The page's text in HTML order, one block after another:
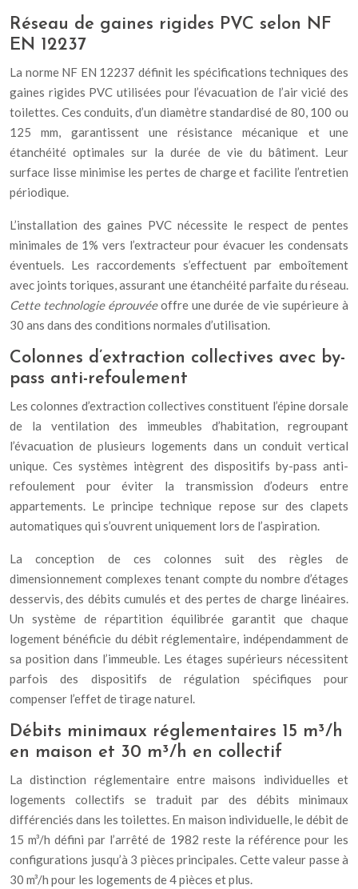
Réseau de gaines rigides PVC selon NF
EN 12237
La norme NF EN 12237 définit les spécifications techniques des
gaines rigides PVC utilisées pour l’évacuation de l’air vicié des
toilettes. Ces conduits, d’un diamètre standardisé de 80, 100 ou
125 mm, garantissent une résistance mécanique et une
étanchéité optimales sur la durée de vie du bâtiment. Leur
surface lisse minimise les pertes de charge et facilite l’entretien
périodique.
L’installation des gaines PVC nécessite le respect de pentes
minimales de 1% vers l’extracteur pour évacuer les condensats
éventuels. Les raccordements s’effectuent par emboîtement
avec joints toriques, assurant une étanchéité parfaite du réseau.
Cette technologie éprouvéeoffre une durée de vie supérieure à
30 ans dans des conditions normales d’utilisation.
Colonnes d’extraction collectives avec by-
pass anti-refoulement
Les colonnes d’extraction collectives constituent l’épine dorsale
de la ventilation des immeubles d’habitation, regroupant
l’évacuation de plusieurs logements dans un conduit vertical
unique. Ces systèmes intègrent des dispositifs by-pass anti-
refoulement pour éviter la transmission d’odeurs entre
appartements. Le principe technique repose sur des clapets
automatiques qui s’ouvrent uniquement lors de l’aspiration.
La conception de ces colonnes suit des règles de
dimensionnement complexes tenant compte du nombre d’étages
desservis, des débits cumulés et des pertes de charge linéaires.
Un système de répartition équilibrée garantit que chaque
logement bénéficie du débit réglementaire, indépendamment de
sa position dans l’immeuble. Les étages supérieurs nécessitent
parfois des dispositifs de régulation spécifiques pour
compenser l’effet de tirage naturel.
Débits minimaux réglementaires 15 m³/h
en maison et 30 m³/h en collectif
La distinction réglementaire entre maisons individuelles et
logements collectifs se traduit par des débits minimaux
différenciés dans les toilettes. En maison individuelle, le débit de
15 m³/h défini par l’arrêté de 1982 reste la référence pour les
configurations jusqu’à 3 pièces principales. Cette valeur passe à
30 m³/h pour les logements de 4 pièces et plus.